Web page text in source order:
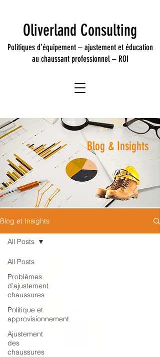
Oliverland Consulting
Politiques d’équipement – ajustementet éducation
au chaussant professionnel – ROI
Blog & Insights
Blog et Insights
All Posts
Problèmes
d’ajustement
chaussures
Politique et
approvisionnement
Ajustement
des
chaussures
All Posts